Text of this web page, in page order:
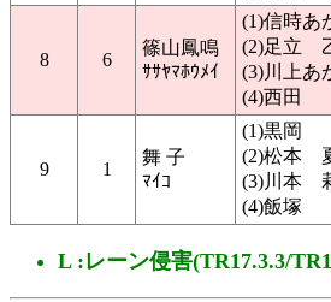
8 6
篠山鳳鳴
ｻｻﾔﾏﾎｳﾒｲ
(1)信時あ
(2)足立
(3)川上あ
(4)西田
9 1
舞 子
ﾏｲｺ
(1)黒岡
(2)松本
(3)川本
(4)飯塚
L :レーン侵害(TR17.3.3/